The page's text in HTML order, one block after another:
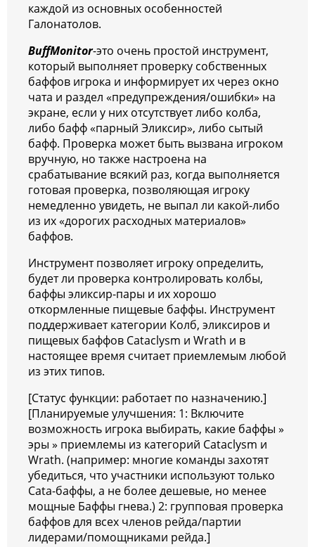
каждой из основных особенностей
Галонатолов.
BuffMonitor-это очень простой инструмент,
который выполняет проверку собственных
баффов игрока и информирует их через окно
чата и раздел «предупреждения/ошибки» на
экране, если у них отсутствует либо колба,
либо бафф «парный Эликсир», либо сытый
бафф. Проверка может быть вызвана игроком
вручную, но также настроена на
срабатывание всякий раз, когда выполняется
готовая проверка, позволяющая игроку
немедленно увидеть, не выпал ли какой-либо
из их «дорогих расходных материалов»
баффов.
Инструмент позволяет игроку определить,
будет ли проверка контролировать колбы,
баффы эликсир-пары и их хорошо
откормленные пищевые баффы. Инструмент
поддерживает категории Колб, эликсиров и
пищевых баффов Cataclysm и Wrath и в
настоящее время считает приемлемым любой
из этих типов.
[Статус функции: работает по назначению.]
[Планируемые улучшения: 1: Включите
возможность игрока выбирать, какие баффы »
эры » приемлемы из категорий Cataclysm и
Wrath. (например: многие команды захотят
убедиться, что участники используют только
Cata-баффы, а не более дешевые, но менее
мощные Баффы гнева.) 2: групповая проверка
баффов для всех членов рейда/партии
лидерами/помощниками рейда.]